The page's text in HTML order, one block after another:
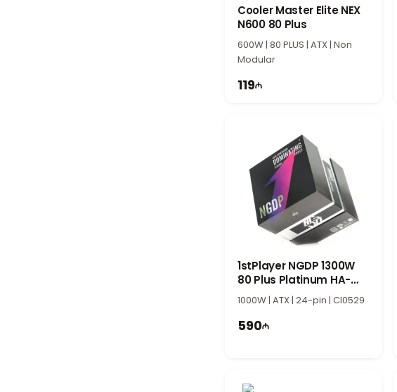
Cooler Master Elite NEX
N600 80 Plus
600W | 80 PLUS | ATX | Non
Modular
119
1stPlayer NGDP 1300W
80 Plus Platinum HA-
1300BA3-BK Power
Supply
1000W | ATX | 24-pin | CI0529
590